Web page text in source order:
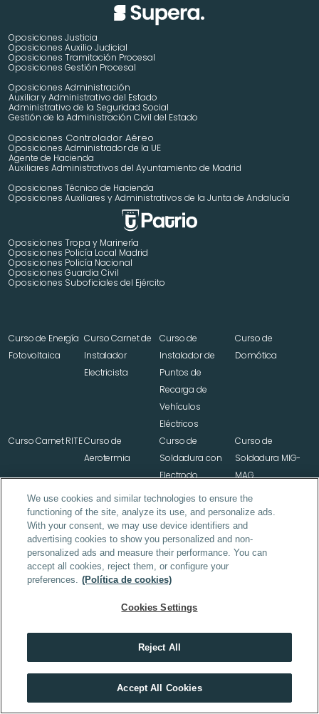
Oposiciones Justicia
Oposiciones Auxilio Judicial
Oposiciones Tramitación Procesal
Oposiciones Gestión Procesal
Oposiciones Administración
Auxiliar y Administrativo del Estado
Administrativo de la Seguridad Social
Gestión de la Administración Civil del Estado
Oposiciones Controlador Aéreo
Oposiciones Administrador de la UE
Agente de Hacienda
Auxiliares Administrativos del Ayuntamiento de Madrid
Oposiciones Técnico de Hacienda
Oposiciones Auxiliares y Administrativos de la Junta de Andalucía
Oposiciones Tropa y Marinería
Oposiciones Policía Local Madrid
Oposiciones Policía Nacional
Oposiciones Guardia Civil
Oposiciones Suboficiales del Ejército
Curso de Energía
Fotovoltaica
Curso Carnet de
Instalador
Electricista
Curso de
Instalador de
Puntos de
Recarga de
Vehículos
Eléctricos
Curso de
Domótica
Curso Carnet RITECurso de
Aerotermia
Curso de
Soldadura con
Electrodo
Revestido
Curso de
Soldadura MIG-
MAG
Curso de
Soldadura TIG
Curso de
Soldadura en
Tuberías de Alta
Presión
Curso Avanzado
de Mecánica de
Coches
Curso Superior de
Electromecánica
y Diagnosis de
Curso de
Oposiciones
Maestros Primaria
Oposiciones
Oposiciones
Inglés
HACER TEST
We use cookies and similar technologies to ensure the
functioning of the site, analyze its use, and personalize ads.
With your consent, we may use device identifiers and
advertising cookies to show you personalized and non-
personalized ads and measure their performance. You can
accept all cookies, reject them, or configure your
preferences. (Política de cookies)
Cookies Settings
Reject All
Accept All Cookies